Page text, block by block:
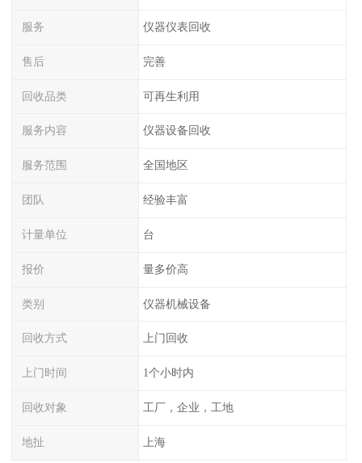
服务 仪器仪表回收
售后 完善
回收品类 可再生利用
服务内容 仪器设备回收
服务范围 全国地区
团队 经验丰富
计量单位 台
报价 量多价高
类别 仪器机械设备
回收方式 上门回收
上门时间 1个小时内
回收对象 工厂，企业，工地
地扯 上海